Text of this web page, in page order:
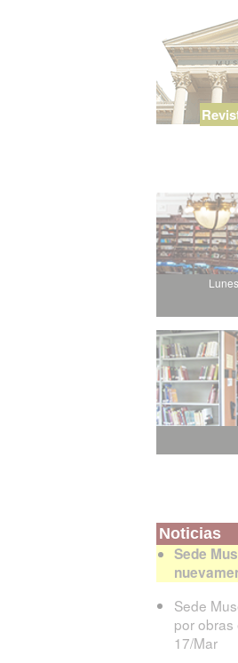
Noticias
Sede
Sede
por
17/Mar